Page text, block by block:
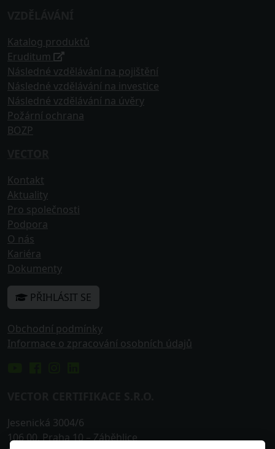
Katalog produktů
Eruditum
Následné vzdělávání na pojištění
Následné vzdělávání na investice
Následné vzdělávání na úvěry
Požární ochrana
BOZP
Kontakt
Aktuality
Pro společnosti
Podpora
O nás
Kariéra
Dokumenty
PŘIHLÁSIT SE
Obchodní podmínky
Informace o zpracování osobních údajů
Jesenická 3004/6
106 00,Praha 10– Záběhlice